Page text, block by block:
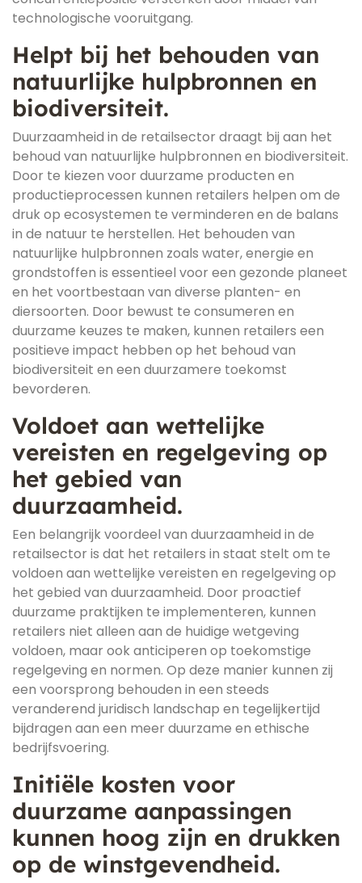
technologische vooruitgang.
Helpt bij het behouden van
natuurlijke hulpbronnen en
biodiversiteit.
Duurzaamheid in de retailsector draagt bij aan het
behoud van natuurlijke hulpbronnen en biodiversiteit.
Door te kiezen voor duurzame producten en
productieprocessen kunnen retailers helpen om de
druk op ecosystemen te verminderen en de balans
in de natuur te herstellen. Het behouden van
natuurlijke hulpbronnen zoals water, energie en
grondstoffen is essentieel voor een gezonde planeet
en het voortbestaan van diverse planten- en
diersoorten. Door bewust te consumeren en
duurzame keuzes te maken, kunnen retailers een
positieve impact hebben op het behoud van
biodiversiteit en een duurzamere toekomst
bevorderen.
Voldoet aan wettelijke
vereisten en regelgeving op
het gebied van
duurzaamheid.
Een belangrijk voordeel van duurzaamheid in de
retailsector is dat het retailers in staat stelt om te
voldoen aan wettelijke vereisten en regelgeving op
het gebied van duurzaamheid. Door proactief
duurzame praktijken te implementeren, kunnen
retailers niet alleen aan de huidige wetgeving
voldoen, maar ook anticiperen op toekomstige
regelgeving en normen. Op deze manier kunnen zij
een voorsprong behouden in een steeds
veranderend juridisch landschap en tegelijkertijd
bijdragen aan een meer duurzame en ethische
bedrijfsvoering.
Initiële kosten voor
duurzame aanpassingen
kunnen hoog zijn en drukken
op de winstgevendheid.